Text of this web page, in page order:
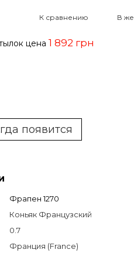
К сравнению В
цена 1 892 грн
появится
Фрапен 1270
Коньяк Французcкий
0.7
Франция (France)